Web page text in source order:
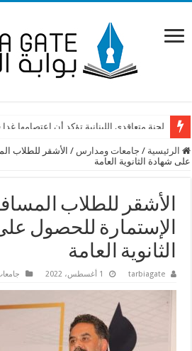
لجنة متعاقدي اللبنانية تؤكد أن إعتصامها
اعتصام امام وزارة التربية احتجاجًا على
الرئيسية / جامعات ومدارس / الأشقر للطلاب
على شهادة الثانوية العامة
الأشقر للطلاب
الإستمارة للحصول
الثانوية العامة
tarbiagate 1 أغسطس، 2022